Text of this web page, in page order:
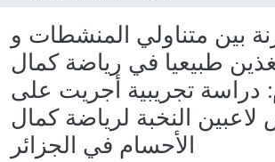
بين متناولي المنشطات و
طبيعيا في رياضة كمال
دراسة تجريبية أجريت على
النخبة لرياضة كمال
الأحسام في الجزائر